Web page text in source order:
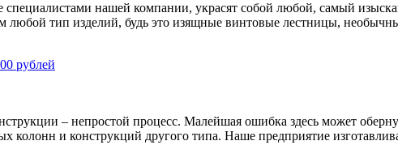
нашей компании, украсят собой любой, самый
тип изделий, будь это изящные винтовые лестницы,
рублей
– непростой процесс. Малейшая ошибка здесь может
колонн и конструкций другого типа. Наше предприятие